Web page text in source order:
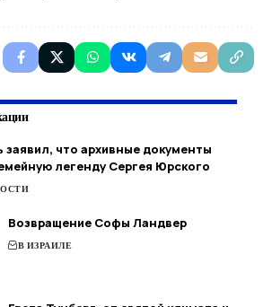
заявил, что архивные документы
легенду Сергея Юрского
Возвращение Софы Ландвер
В ИЗРАИЛЕ